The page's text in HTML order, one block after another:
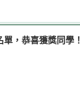
，恭喜獲獎同學！